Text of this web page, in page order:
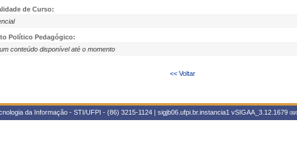
de Curso:
Político Pedagógico:
conteúdo disponível até o momento
<< Voltar
da Informação - STI/UFPI - (86) 3215-1124 | sigjb06.ufpi.br.instancia1 vSIGAA_3.12.1679 08/